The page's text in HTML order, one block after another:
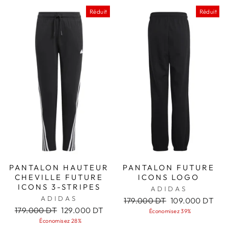
Réduit
PANTALON HAUTEUR
CHEVILLE FUTURE
ICONS 3-STRIPES
ADIDAS
Prix
régulier
179.000 DT Prix
réduit
129.000 DT
Économisez 28%
Réduit
PANTALON FUTURE
ICONS LOGO
ADIDAS
Prix
régulier
179.000 DT Prix
réduit
109.000 DT
Économisez 39%